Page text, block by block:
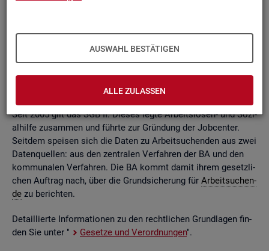
AUSWAHL BESTÄTIGEN
ALLE ZULASSEN
Grund­la­ge kön­nen Be­stän­de, Zu- und Ab­gän­ge,Dau­ern, Leis­
tungs­hö­hen und viele an­de­re sta­tis­ti­sche Mess­grö­ßen er­mit­
telt wer­den. Die Werte lie­gen re­gio­nal tief ge­glie­dert und
nach viel­fäl­ti­gen so­zio­de­mo­gra­fi­schen und er­werbs­bio­gra­fi­
Seit 2005 gilt das SGB II. Die­ses legte Ar­beits­lo­sen- und So­zi­
al­hil­fe zu­sam­men und führ­te zur Grün­dung der Job­cen­ter.
Seit­dem spei­sen sich die Daten zu Ar­beit­su­chen­den aus zwei
Da­ten­quel­len: aus den zen­tra­len Ver­fah­ren der BA und den
kom­mu­na­len Ver­fah­ren. Die BA kommt damit ihrem ge­setz­li­
chen Auf­trag nach, über die Grund­si­che­rung für Ar­beit­su­chen­
de zu be­rich­ten.
De­tail­lier­te In­for­ma­tio­nen zu den recht­li­chen Grund­la­gen fin­
den Sie unter "
Ge­set­ze und Ver­ord­nun­gen".